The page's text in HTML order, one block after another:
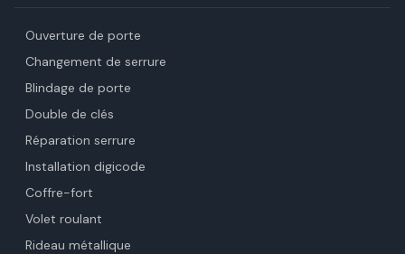
Ouverture de porte
Changement de serrure
Blindage de porte
Double de clés
Réparation serrure
Installation digicode
Coffre-fort
Volet roulant
Rideau métallique